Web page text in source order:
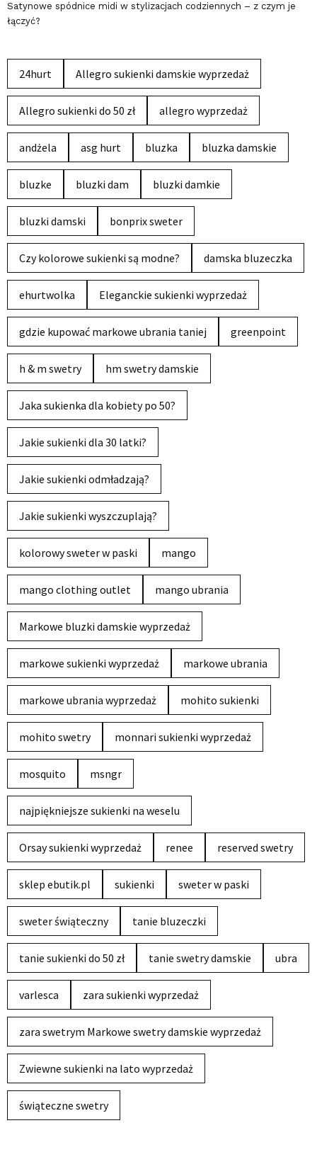
Satynowe spódnice midi w stylizacjach codziennych – z czym je
łączyć?
24hurt Allegro sukienki damskie wyprzedaż
Allegro sukienki do 50 zł allegro wyprzedaż
andżela asg hurt bluzka bluzka damskie
bluzke bluzki dam bluzki damkie
bluzki damski bonprix sweter
Czy kolorowe sukienki są modne? damska bluzeczka
ehurtwolka Eleganckie sukienki wyprzedaż
gdzie kupować markowe ubrania taniej greenpoint
h & m swetry hm swetry damskie
Jaka sukienka dla kobiety po 50?
Jakie sukienki dla 30 latki?
Jakie sukienki odmładzają?
Jakie sukienki wyszczuplają?
kolorowy sweter w paski mango
mango clothing outlet mango ubrania
Markowe bluzki damskie wyprzedaż
markowe sukienki wyprzedaż markowe ubrania
markowe ubrania wyprzedaż mohito sukienki
mohito swetry monnari sukienki wyprzedaż
mosquito msngr
najpiękniejsze sukienki na weselu
Orsay sukienki wyprzedaż renee reserved swetry
sklep ebutik.pl sukienki sweter w paski
sweter świąteczny tanie bluzeczki
tanie sukienki do 50 zł tanie swetry damskie ubra
varlesca zara sukienki wyprzedaż
zara swetrym Markowe swetry damskie wyprzedaż
Zwiewne sukienki na lato wyprzedaż
świąteczne swetry